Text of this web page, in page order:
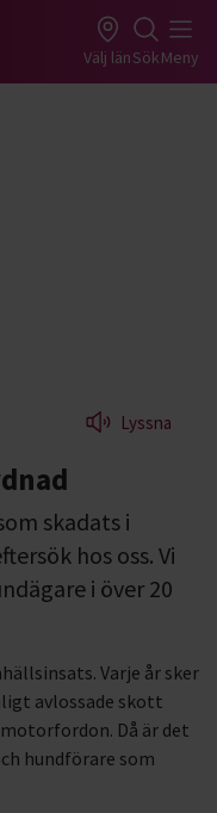
Välj länSökMeny
Lyssna
skadats i
hos oss. Vi
i över 20
Varje år sker
avlossade skott
Då är det
hundförare som